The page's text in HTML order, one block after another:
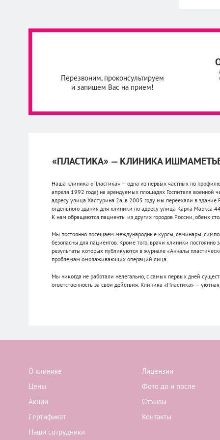
Перезвоним, проконсультируем
и запишем Вас на прием!
«ПЛАСТИКА» — КЛИНИКА
Наша клиника «Пластика» — одна из первых частных по
апреля 1992 года) на арендуемых площадях Госпиталя военной
адресу улица Халтурина 2а, в 2005 году мы переехали в
отдельного здания для клиники по адресу улица Карла
К нам обращаются пациенты из других городов России, обеих
Мы постоянно посещаем международные курсы, семинары,
безопасны для пациентов. Кроме того, врачи клиники
результаты которых публикуются в журнале «Анналы
проблемам омолаживающих операций лица.
Мы никогда не работали нелегально, с самых первых дней
ответственность за свои действия. Клиника «Пластика» —
О клинике
Цены
Акции
Сертификат
Наши сотрудники
Лицензии
Фото до и после
Отзывы
Контакты